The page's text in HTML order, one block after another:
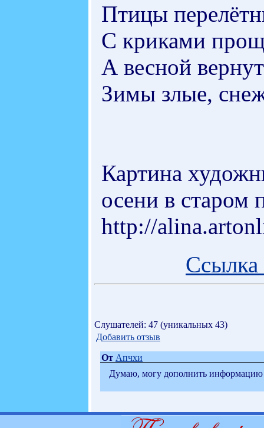
Птицы
С криками
А весной
Зимы злые,
Картина
осени в старом
http://
Ссылка
Слушателей: 47 (уникальных 43)
Добавить отзыв
От Апчхи
Думаю, могу дополнить информацию